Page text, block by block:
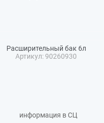
Расширительный бак 6л
Артикул: 90260930
информация в СЦ